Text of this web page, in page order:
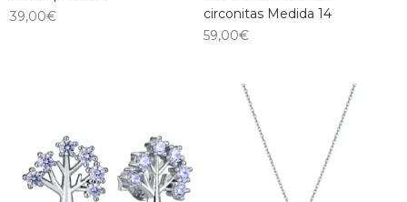
39,00€
circonitas Medida 14
59,00€